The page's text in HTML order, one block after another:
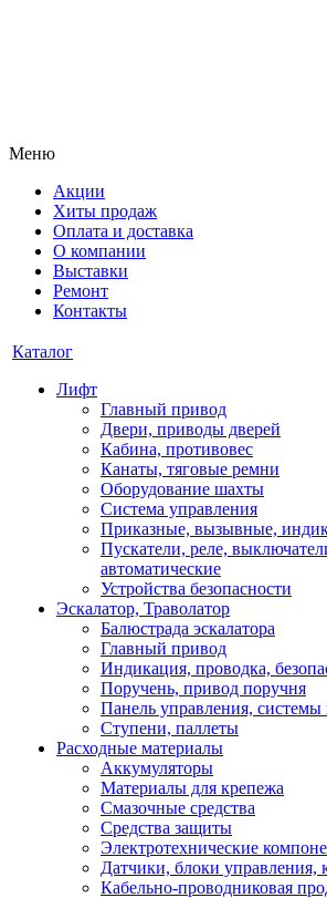
Меню
Акции
Хиты продаж
Оплата и доставка
О компании
Выставки
Ремонт
Контакты
Каталог
Лифт
Главный привод
Двери, приводы дверей
Кабина, противовес
Канаты, тяговые ремни
Оборудование шахты
Система управления
Приказные, вызывные,
Пускатели, реле,
автоматические
Устройства безопасности
Эскалатор, Траволатор
Балюстрада эскалатора
Главный привод
Индикация, проводка,
Поручень, привод поручня
Панель управления, системы
Ступени, паллеты
Расходные материалы
Аккумуляторы
Материалы для крепежа
Смазочные средства
Средства защиты
Электротехнические
Датчики, блоки управления,
Кабельно-проводниковая